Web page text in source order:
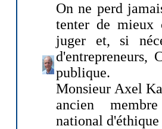
On ne perd
tenter de mieux
juger et, si
d'entrepreneurs,
publique.
Monsieur Axel
ancien
national d'éthique